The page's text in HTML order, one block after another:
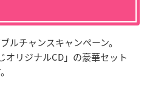
ルチャンスキャンペーン。
オリジナルCD」の豪華セット